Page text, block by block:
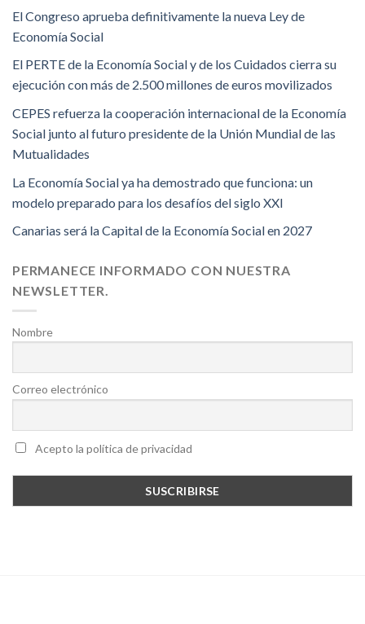
El Congreso aprueba definitivamente la nueva Ley de
Economía Social
El PERTE de la Economía Social y de los Cuidados cierra su
ejecución con más de 2.500 millones de euros movilizados
CEPES refuerza la cooperación internacional de la Economía
Social junto al futuro presidente de la Unión Mundial de las
Mutualidades
La Economía Social ya ha demostrado que funciona: un
modelo preparado para los desafíos del siglo XXI
Canarias será la Capital de la Economía Social en 2027
PERMANECE INFORMADO CON NUESTRA
NEWSLETTER.
Nombre
Correo electrónico
Acepto la política de privacidad